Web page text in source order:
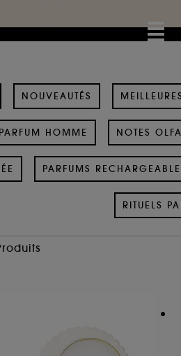
NOUVEAUTÉS
PARFUM HOMME NOTES
PARFUMS
RITUELS